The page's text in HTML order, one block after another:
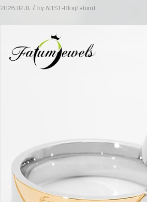
2026.02.11. / by AITST-BlogFatumJ